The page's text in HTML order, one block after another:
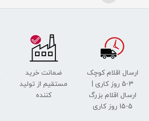
ارسال اقلام کوچک
3-5 روز کاری |
ارسال اقلام بزرگ
5-15 روز کاری
ضمانت خرید
مستقیم از تولید
کننده